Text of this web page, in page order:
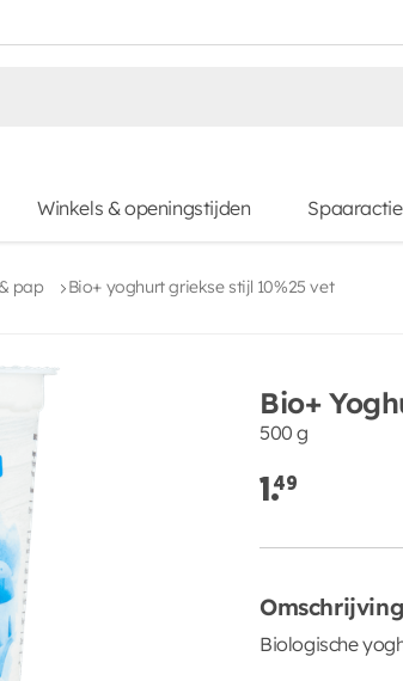
Winkels & openingstijden
pap Bio+ yoghurt griekse stijl 10%25 vet
Bio+
500 g
1.49
Omschrijving
Biologische